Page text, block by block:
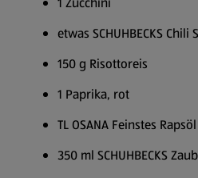
etwas SCHUHBECKS Chili
150 g Risottoreis
1 Paprika, rot
TL OSANA Feinstes Rapsöl
350 ml SCHUHBECKS